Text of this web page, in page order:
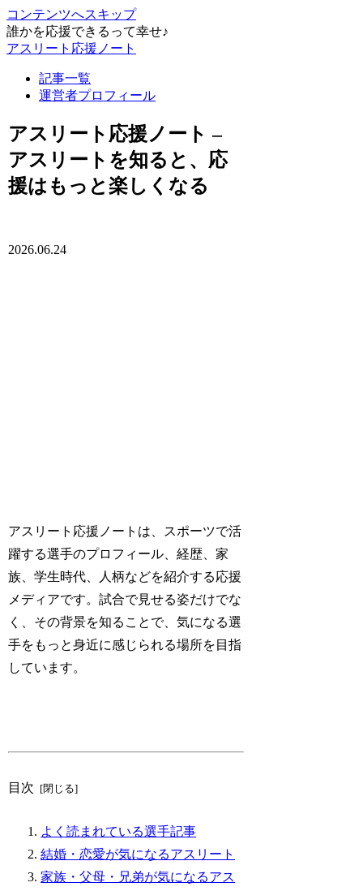
コンテンツへスキップ
誰かを応援できるって幸せ♪
アスリート応援ノート
記事一覧
運営者プロフィール
アスリート応援ノート –
アスリートを知ると、応
援はもっと楽しくなる
2026.06.24
アスリート応援ノートは、スポーツで活
躍する選手のプロフィール、経歴、家
族、学生時代、人柄などを紹介する応援
メディアです。試合で見せる姿だけでな
く、その背景を知ることで、気になる選
手をもっと身近に感じられる場所を目指
しています。
目次
よく読まれている選手記事
結婚・恋愛が気になるアスリート
家族・父母・兄弟が気になるアス